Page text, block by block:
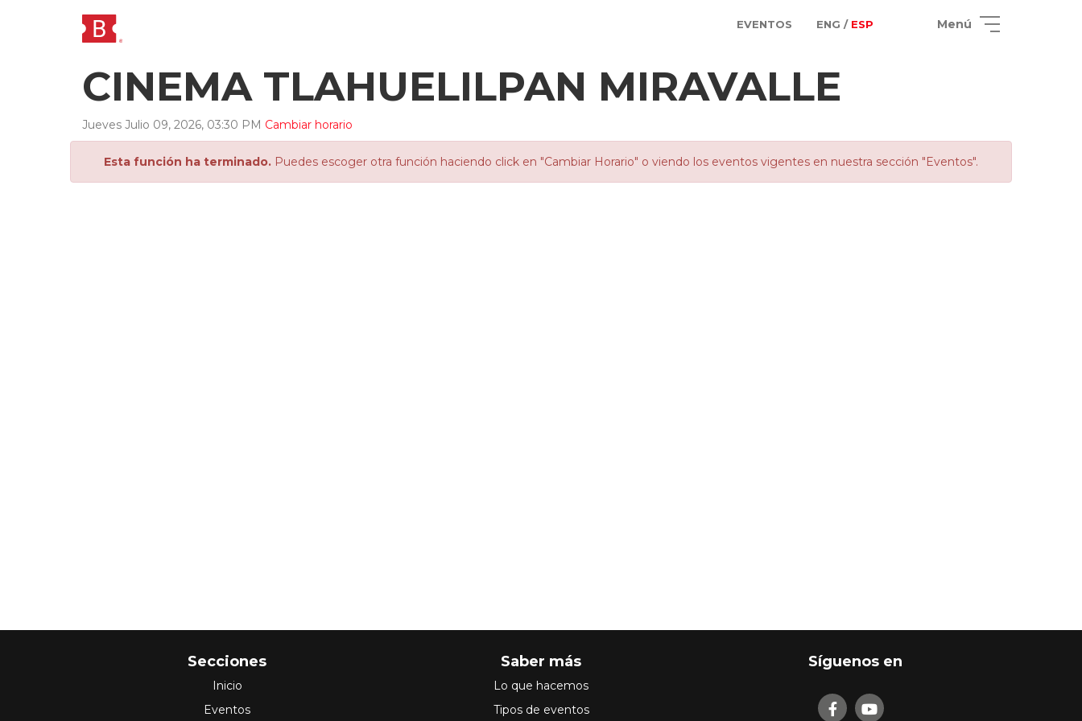
EVENTOS ENG / ESP Menú
CINEMA TLAHUELILPAN MIRAVALLE
Jueves Julio 09, 2026, 03:30 PM Cambiar horario
Esta función ha terminado. Puedes escoger otra función haciendo click en "Cambiar Horario" o viendo los eventos vigentes en nuestra sección "Eventos".
Secciones
Inicio
Eventos
Saber más
Lo que hacemos
Tipos de eventos
Síguenos en